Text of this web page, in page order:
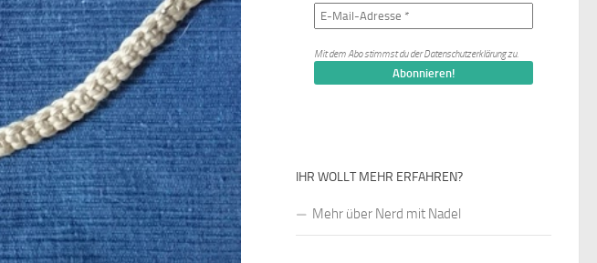
Mit dem Abo stimmst du derDatenschutzerklärungzu.
IHR WOLLT MEHR ERFAHREN?
Mehr über Nerd mit Nadel